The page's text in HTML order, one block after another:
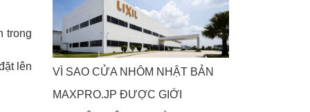
trong
lên
VÌ SAO CỬA NHÔM NHẬT BẢN
MAXPRO.JP ĐƯỢC GIỚI